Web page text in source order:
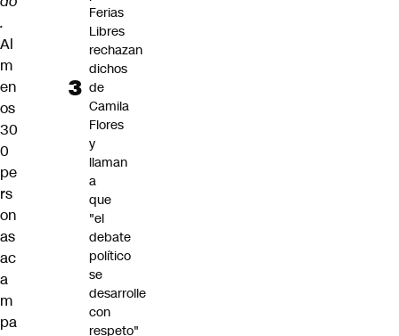
.
Al
m
en
os
30
0
pe
rs
on
as
ac
a
m
pa
Ferias
Libres
rechazan
dichos
de
Camila
Flores
y
llaman
a
que
"el
debate
político
se
desarrolle
con
respeto"